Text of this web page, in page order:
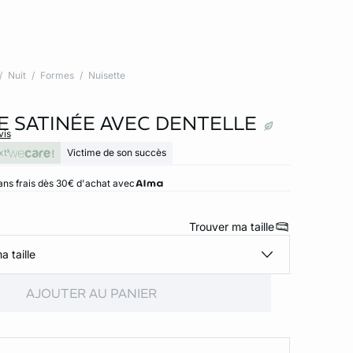
Nuit Formes Nuisette
SATINÉE AVEC DENTELLE
Victime de son succès
frais dès 30€ d'achat avec
Trouver ma taille
taille
AJOUTER AU PANIER